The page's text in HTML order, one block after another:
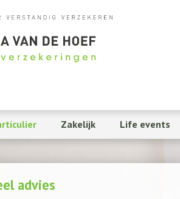
Zakelijk Life events
advies